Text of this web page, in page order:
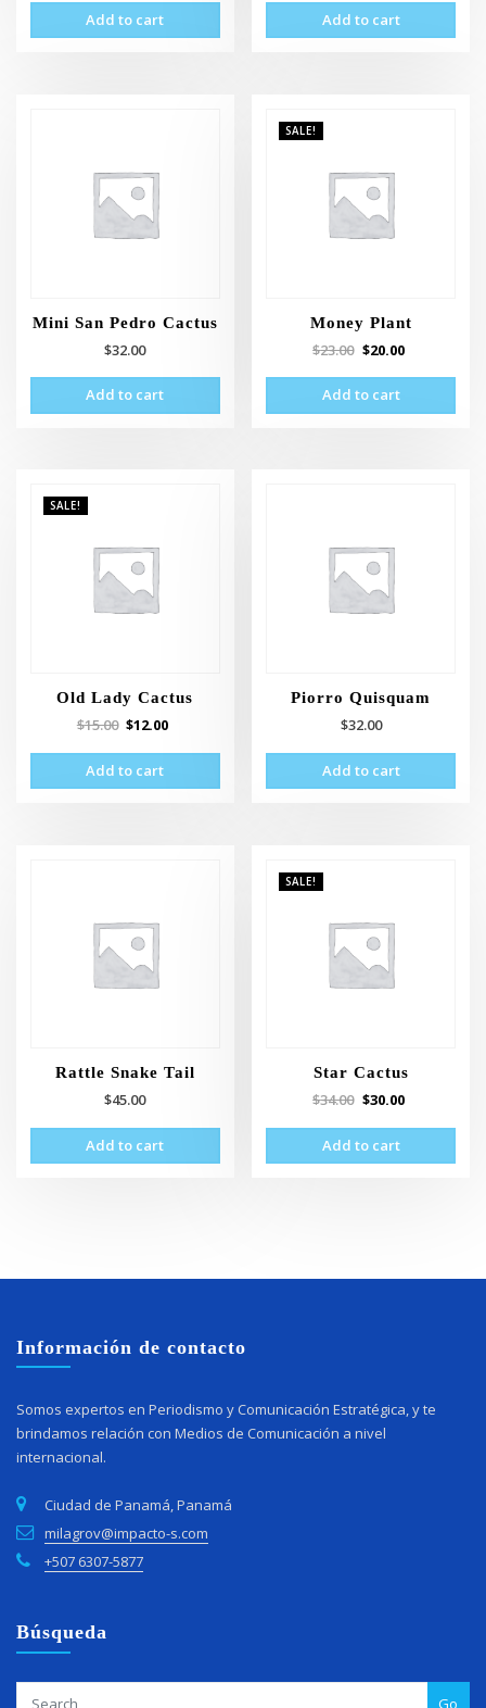
Add to cart Add to cart
Mini San Pedro Cactus
$32.00
Add to cart
SALE!
Money Plant
$23.00 $20.00
Add to cart
SALE!
Old Lady Cactus
$15.00 $12.00
Add to cart
Piorro Quisquam
$32.00
Add to cart
Rattle Snake Tail
$45.00
Add to cart
SALE!
Star Cactus
$34.00 $30.00
Add to cart
Información de contacto
Somos expertos en Periodismo y Comunicación Estratégica, y te
brindamos relación con Medios de Comunicación a nivel
internacional.
Ciudad de Panamá, Panamá
milagrov@impacto-s.com
+507 6307-5877
Búsqueda
Go